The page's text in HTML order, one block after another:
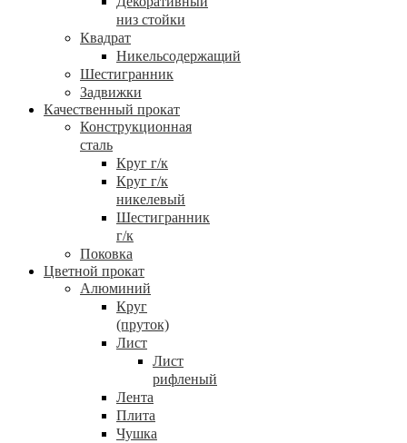
низ стойки
Квадрат
Никельсодержащий
Шестигранник
Задвижки
Качественный прокат
Конструкционная
сталь
Круг г/к
Круг г/к
никелевый
Шестигранник
г/к
Поковка
Цветной прокат
Алюминий
Круг
(пруток)
Лист
Лист
рифленый
Лента
Плита
Чушка